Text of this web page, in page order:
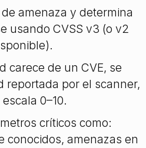
amenaza y determina
usando CVSS v3 (o v2
carece de un CVE, se
reportada por el scanner,
0–10.
críticos como:
conocidos, amenazas en